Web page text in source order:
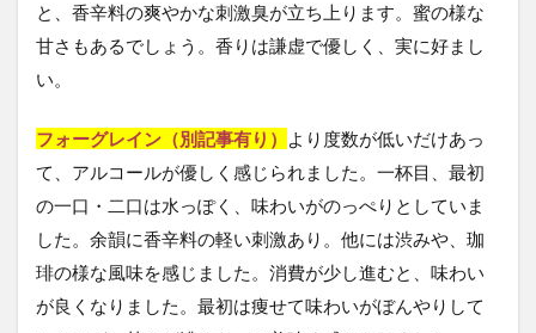
と、香辛料の爽やかな刺激臭が立ち上ります。蜜の様な
甘さもあるでしょう。香りは謙虚で優しく、実に好まし
い。
フォーグレイン（別記事有り）
より度数が低いだけあっ
て、アルコールが優しく感じられました。一杯目、最初
の一口・二口は水っぽく、味わいがのっぺりとしていま
した。余韻に香辛料の軽い刺激あり。他には渋みや、珈
琲の様な風味を感じました。消費が少し進むと、味わい
が良くなりました。最初は痩せて味わいがぼんやりして